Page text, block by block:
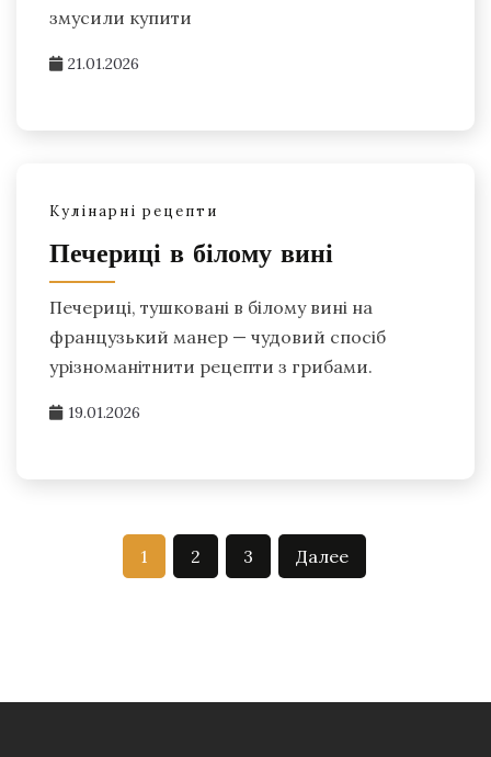
змусили купити
21.01.2026
Кулінарні рецепти
Печериці в білому вині
Печериці, тушковані в білому вині на
французький манер — чудовий спосіб
урізноманітнити рецепти з грибами.
19.01.2026
Пагинация1 2 3 Далее